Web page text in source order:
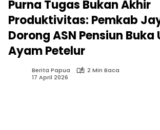
Purna Tugas Bukan Akhir
Produktivitas: Pemkab
Dorong ASN Pensiun Buka
Ayam Petelur
Berita Papua
2 Min Baca
17 April 2026